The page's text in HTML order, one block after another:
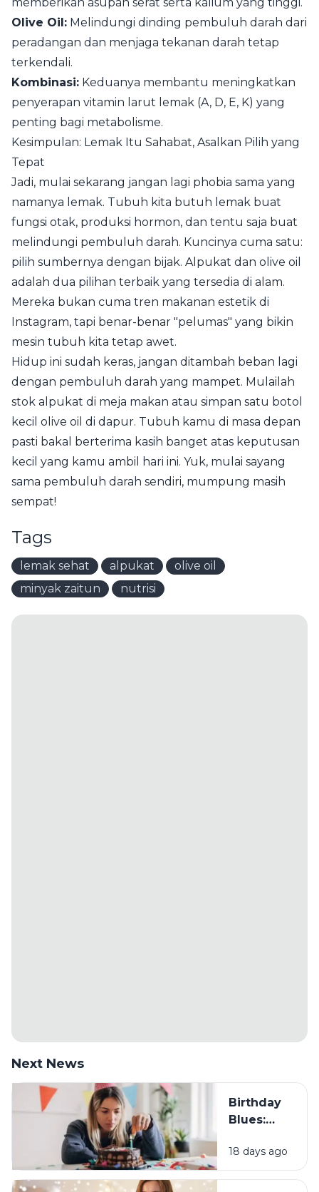
Olive Oil: Melindungi dinding pembuluh darah dari
peradangan dan menjaga tekanan darah tetap
terkendali.
Kombinasi: Keduanya membantu meningkatkan
penyerapan vitamin larut lemak (A, D, E, K) yang
penting bagi metabolisme.
Kesimpulan: Lemak Itu Sahabat, Asalkan Pilih yang
Tepat
Jadi, mulai sekarang jangan lagi phobia sama yang
namanya lemak. Tubuh kita butuh lemak buat
fungsi otak, produksi hormon, dan tentu saja buat
melindungi pembuluh darah. Kuncinya cuma satu:
pilih sumbernya dengan bijak. Alpukat dan olive oil
adalah dua pilihan terbaik yang tersedia di alam.
Mereka bukan cuma tren makanan estetik di
Instagram, tapi benar-benar "pelumas" yang bikin
mesin tubuh kita tetap awet.
Hidup ini sudah keras, jangan ditambah beban lagi
dengan pembuluh darah yang mampet. Mulailah
stok alpukat di meja makan atau simpan satu botol
kecil olive oil di dapur. Tubuh kamu di masa depan
pasti bakal berterima kasih banget atas keputusan
kecil yang kamu ambil hari ini. Yuk, mulai sayang
sama pembuluh darah sendiri, mumpung masih
sempat!
Tags
lemak sehat alpukat
olive oil
minyak zaitun
nutrisi
Next News
Birthday
Blues:
Sebagian
Orang
18 days ago